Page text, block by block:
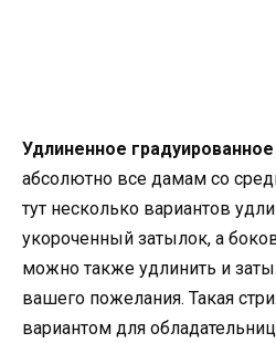
Удлиненное градуированное
абсолютно все дамам со
тут несколько вариантов
укороченный затылок, а
можно также удлинить и
вашего пожелания. Такая
вариантом для